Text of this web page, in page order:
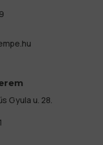
Gyula u. 28.